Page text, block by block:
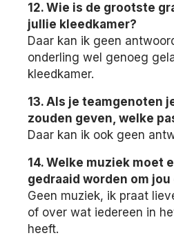
12. Wie is de grootste
jullie kleedkamer?
Daar kan ik geen
onderling wel genoeg
kleedkamer.
13. Als je teamgenoten
zouden geven, welke
Daar kan ik ook geen
14. Welke muziek moet
gedraaid worden om
Geen muziek, ik praat
of over wat iedereen in
heeft.